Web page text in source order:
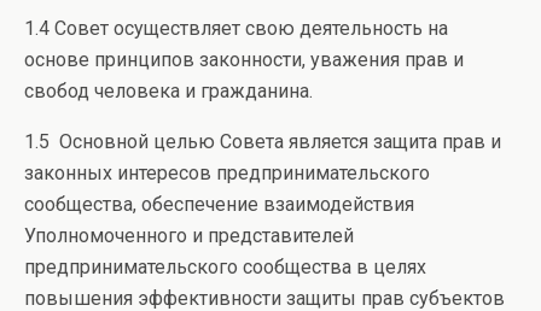
1.4 Совет осуществляет свою деятельность на
основе принципов законности, уважения прав и
свобод человека и гражданина.
1.5 Основной целью Совета является защита прав и
законных интересов предпринимательского
сообщества, обеспечение взаимодействия
Уполномоченного и представителей
предпринимательского сообщества в целях
повышения эффективности защиты прав субъектов